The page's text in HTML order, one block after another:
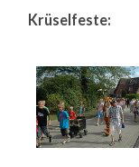
Krüselfeste: